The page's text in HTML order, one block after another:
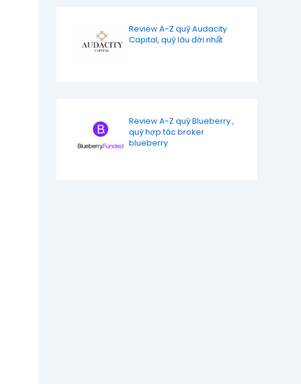
Review A-Z quỹ Audacity
Capital, quỹ lâu đời nhất
Review A-Z quỹ Blueberry ,
quỹ hợp tác broker
blueberry